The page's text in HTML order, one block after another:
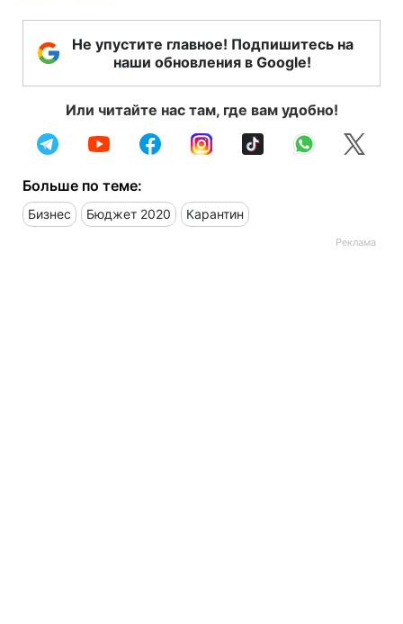
Не упустите главное! Подпишитесь на
наши обновления в Google!
Или читайте нас там, где вам удобно!
Больше по теме:
Бизнес Бюджет 2020 Карантин